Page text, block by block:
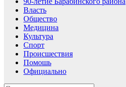
Власть
Общество
Медицина
Культура
Спорт
Происшествия
Помошь
Официально